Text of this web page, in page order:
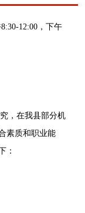
12:00，下午
，在我县部分机
素质和职业能
：